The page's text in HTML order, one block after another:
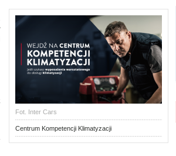
Fot. Inter Cars
Centrum Kompetencji Klimatyzacji